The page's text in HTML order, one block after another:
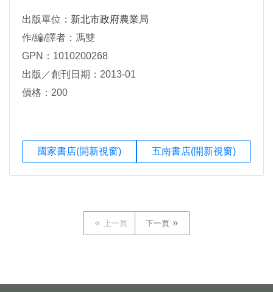
出版單位： 新北市政府農業局
作/編/譯者：馮雙
GPN：1010200268
出版／創刊日期：2013-01
價格：200
國家書店(開新視窗) 五南書店(開新視窗)
上一頁 下一頁